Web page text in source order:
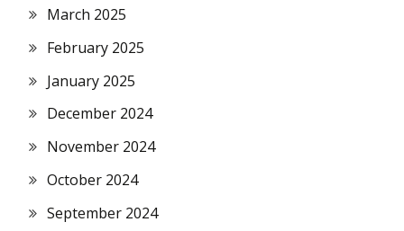
March 2025
February 2025
January 2025
December 2024
November 2024
October 2024
September 2024